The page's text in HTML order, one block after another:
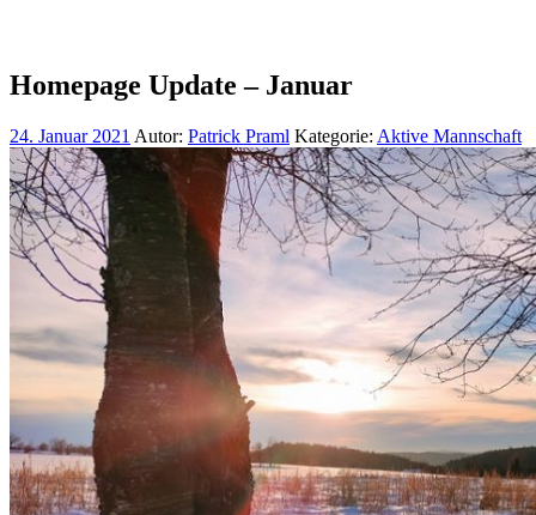
Homepage Update – Januar
24. Januar 2021 Autor: Patrick Praml Kategorie: Aktive Mannschaft